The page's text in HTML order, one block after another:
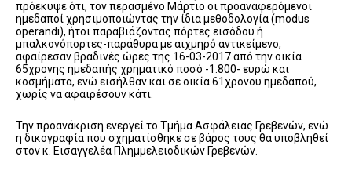
πρόεκυψε ότι, τον περασμένο Μάρτιο οι προαναφερόμενοι
ημεδαποί χρησιμοποιώντας την ίδια μεθοδολογία (modus
operandi), ήτοι παραβιάζοντας πόρτες εισόδου ή
μπαλκονόπορτες-παράθυρα με αιχμηρό αντικείμενο,
αφαίρεσαν βραδινές ώρες της 16-03-2017 από την οικία
65χρονης ημεδαπής χρηματικό ποσό -1.800- ευρώ και
κοσμήματα, ενώ εισήλθαν και σε οικία 61χρονου ημεδαπού,
χωρίς να αφαιρέσουν κάτι.
Την προανάκριση ενεργεί το Τμήμα Ασφάλειας Γρεβενών, ενώ
η δικογραφία που σχηματίσθηκε σε βάρος τους θα υποβληθεί
στον κ. Εισαγγελέα Πλημμελειοδικών Γρεβενών.